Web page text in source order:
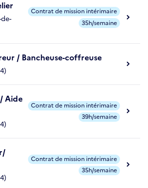
Contrat de mission intérimaire
35h/semaine
/ Bancheuse-coffreuse
Aide
Contrat de mission intérimaire
39h/semaine
Contrat de mission intérimaire
35h/semaine